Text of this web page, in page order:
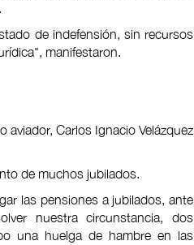
de indefensión, sin recursos
manifestaron.
aviador, Carlos Ignacio Velázquez
de muchos jubilados.
las pensiones a jubilados, ante
nuestra circunstancia, dos
una huelga de hambre en las